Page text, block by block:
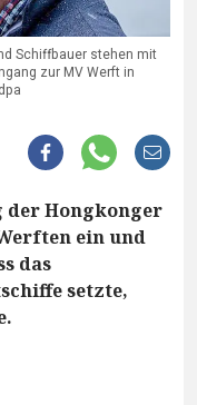
Schiffbauer stehen mit
zur MV Werft in
der Hongkonger
ein und
das
setzte,